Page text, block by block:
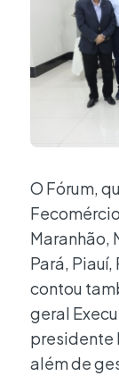
O Fórum,
Maranhão,
Pará,
contou
geral
presidente
além de